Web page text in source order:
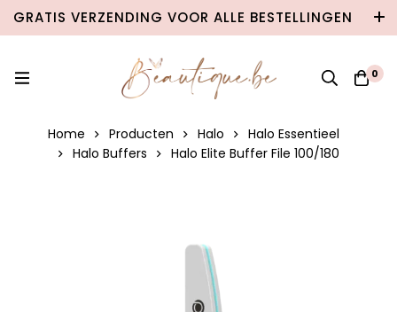
GRATIS VERZENDING VOOR ALLE BESTELLINGEN
VANAF €100 IN BELGIË & €120 NAAR
0
Home Producten Halo
Halo Essentieel
Halo Buffers
Halo Elite Buffer File 100/180